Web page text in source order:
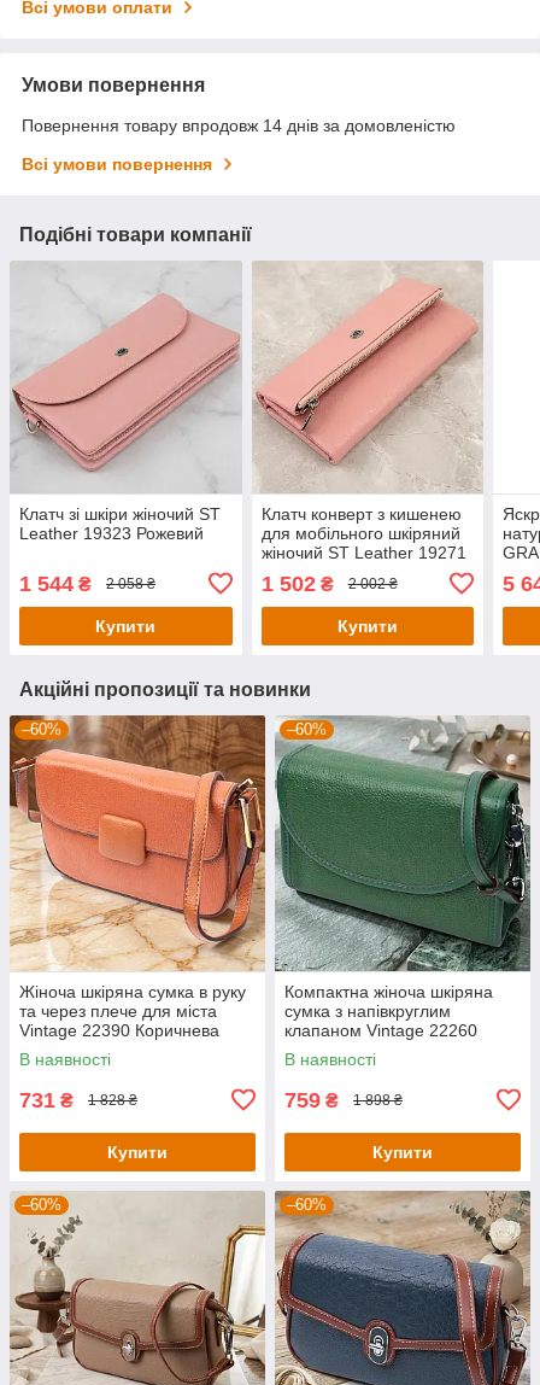
Всі умови оплати
Умови повернення
Повернення товару впродовж 14 днів за домовленістю
Всі умови повернення
Подібні товари компанії
Клатч зі шкіри жіночий ST
Leather 19323 Рожевий
1 544 ₴ 2 058 ₴
Купити
Клатч конверт з кишенею
для мобільного шкіряний
жіночий ST Leather 19271
1 502₴ 2 002 ₴
Купити
5
Акційні пропозиції та новинки
–60%
Жіноча шкіряна сумка в руку
та через плече для міста
Vintage 22390 Коричнева
В наявності
731 ₴ 1 828 ₴
Купити
–60%
Компактна жіноча шкіряна
сумка з напівкруглим
клапаном Vintage 22260
Зелена
В наявності
759 ₴ 1 898 ₴
Купити
–60% –60%